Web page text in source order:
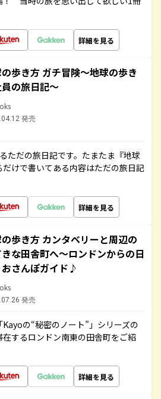
詳細を見る
歩き方 ガチ冒険～地球の歩き
の旅日記～
発売
ただの旅日記です。たまたま『地球
けで書いてある内容はただの旅日記
詳細を見る
歩き方 カンタベリーと周辺の
な田舎町へ～ロンドンからの日
さんぽガイド♪
発売
の“秘密のノート”」シリーズの
するロンドン南東の田舎町をご紹
詳細を見る